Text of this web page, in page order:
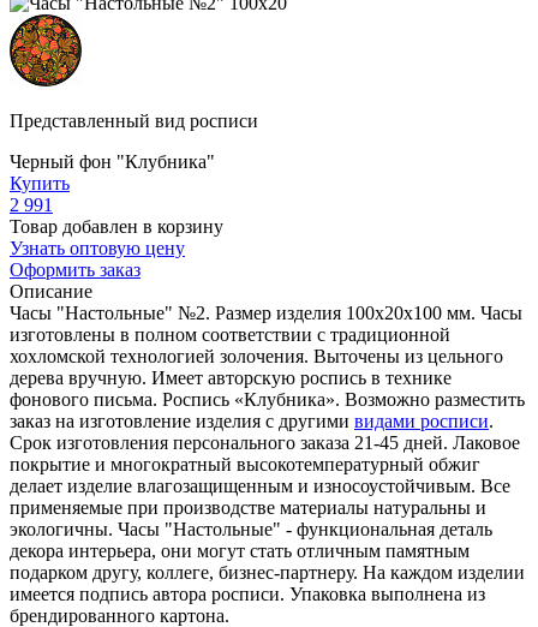
Представленный вид росписи
Черный фон "Клубника"
Купить
2 991
Товар добавлен в корзину
Узнать оптовую цену
Оформить заказ
Описание
Часы "Настольные" №2. Размер изделия 100х20х100 мм. Часы
изготовлены в полном соответствии с традиционной
хохломской технологией золочения. Выточены из цельного
дерева вручную. Имеет авторскую роспись в технике
фонового письма. Роспись «Клубника». Возможно разместить
заказ на изготовление изделия с другими видами росписи.
Срок изготовления персонального заказа 21-45 дней. Лаковое
покрытие и многократный высокотемпературный обжиг
делает изделие влагозащищенным и износоустойчивым. Все
применяемые при производстве материалы натуральны и
экологичны. Часы "Настольные" - функциональная деталь
декора интерьера, они могут стать отличным памятным
подарком другу, коллеге, бизнес-партнеру. На каждом изделии
имеется подпись автора росписи. Упаковка выполнена из
брендированного картона.